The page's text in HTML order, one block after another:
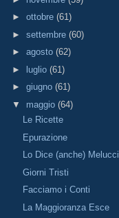
► ottobre (61)
► settembre (60)
► agosto (62)
►
luglio (61)
► giugno (61)
▼ maggio (64)
Le Ricette
Epurazione
Lo Dice (anche) Melucci
Giorni Tristi
Facciamo i Conti
La Maggioranza Esce